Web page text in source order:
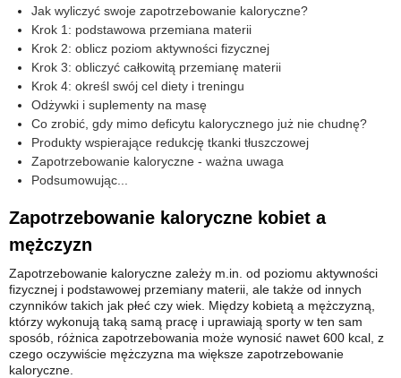
Jak wyliczyć swoje zapotrzebowanie kaloryczne?
Krok 1: podstawowa przemiana materii
Krok 2: oblicz poziom aktywności fizycznej
Krok 3: obliczyć całkowitą przemianę materii
Krok 4: określ swój cel diety i treningu
Odżywki i suplementy na masę
Co zrobić, gdy mimo deficytu kalorycznego już nie chudnę?
Produkty wspierające redukcję tkanki tłuszczowej
Zapotrzebowanie kaloryczne - ważna uwaga
Podsumowując...
Zapotrzebowanie kaloryczne kobiet a
mężczyzn
Zapotrzebowanie kaloryczne zależy m.in. od poziomu aktywności
fizycznej i podstawowej przemiany materii, ale także od innych
czynników takich jak płeć czy wiek. Między kobietą a mężczyzną,
którzy wykonują taką samą pracę i uprawiają sporty w ten sam
sposób, różnica zapotrzebowania może wynosić nawet 600 kcal, z
czego oczywiście mężczyzna ma większe zapotrzebowanie
kaloryczne.